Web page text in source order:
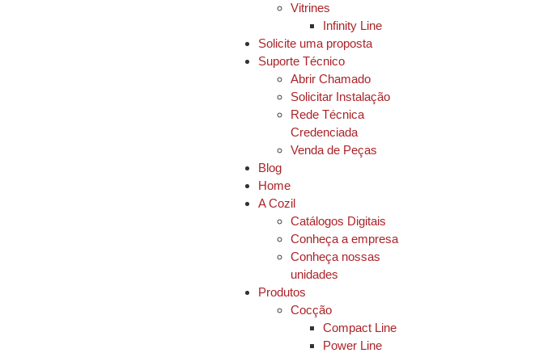
Vitrines
Infinity Line
Solicite uma proposta
Suporte Técnico
Abrir Chamado
Solicitar Instalação
Rede Técnica
Credenciada
Venda de Peças
Blog
Home
A Cozil
Catálogos Digitais
Conheça a empresa
Conheça nossas
unidades
Produtos
Cocção
Compact Line
Power Line